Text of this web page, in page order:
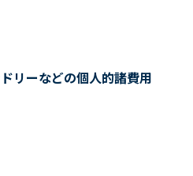
リーなどの個人的諸費用